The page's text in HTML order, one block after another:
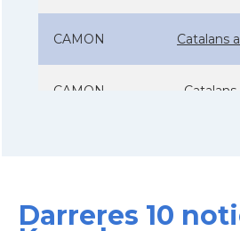
CAMON Catalans
CAMON Catalans
Darreres 10